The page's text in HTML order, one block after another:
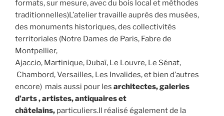
formats, sur mesure, avec du bois local et méthodes
traditionnelles)L’atelier travaille auprès des musées,
des monuments historiques, des collectivités
territoriales (Notre Dames de Paris, Fabre de
Montpellier,
Ajaccio, Martinique, Dubaï, Le Louvre, Le Sénat,
Chambord, Versailles, Les Invalides, et bien d’autres
encore) mais aussi pour les architectes, galeries
d’arts , artistes, antiquaires et
châtelains, particuliers.Il réalisé également de la